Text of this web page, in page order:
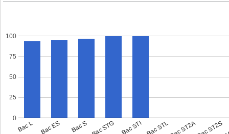
Bac L Bac ES Bac S Bac STG Bac STI Bac STLBac ST2ABac ST2S
0
25
50
75
100